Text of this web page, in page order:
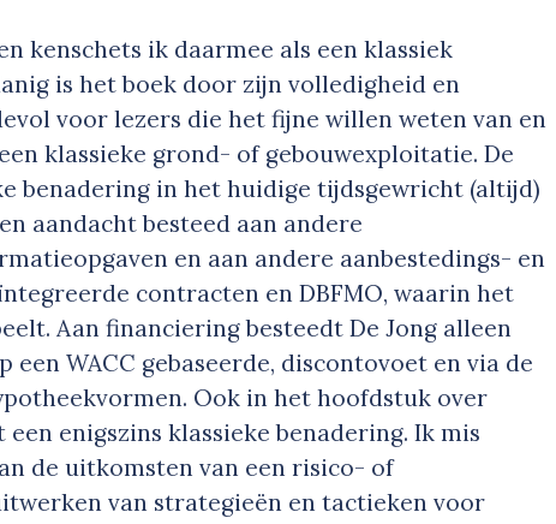
kenschets ik daarmee als een klassiek
is het boek door zijn volledigheid en
voor lezers die het fijne willen weten van en
klassieke grond- of gebouwexploitatie. De
benadering in het huidige tijdsgewricht (altijd)
aandacht besteed aan andere
en aan andere aanbestedings- en
contracten en DBFMO, waarin het
Aan financiering besteedt De Jong alleen
een WACC gebaseerde, discontovoet en via de
Ook in het hoofdstuk over
enigszins klassieke benadering. Ik mis
de uitkomsten van een risico- of
van strategieën en tactieken voor